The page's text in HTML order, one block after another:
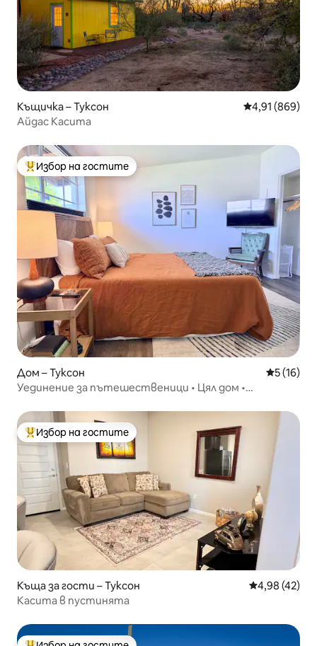
Къщичка – Туксон Средна
4,91 (869)
Айдас Касита
Най-популярен избор на гостите
Избор на гостите
Дом – Туксон Средна
5 (16)
Уединение за пътешественици • Цял дом •
Най-популярен избор на гостите
Избор на гостите
Къща за гости – Туксон Средна
4,98 (42)
Касита в пустинята